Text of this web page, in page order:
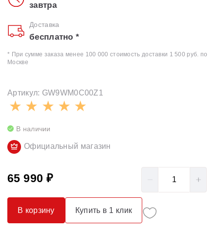
завтра
Доставка
бесплатно *
* При сумме заказа менее 100 000 стоимость доставки 1 500 руб. по
Москве
Артикул: GW9WM0C00Z1
В наличии
Официальный магазин
65 990 ₽
В корзину Купить в 1 клик